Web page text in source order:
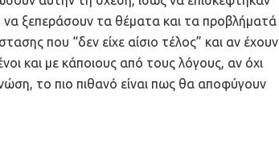
να ξεπεράσουν τα θέματα και τα προβλήματά
που “δεν είχε αίσιο τέλος” και αν έχουν
και με κάποιους από τους λόγους, αν όχι
το πιο πιθανό είναι πως θα αποφύγουν